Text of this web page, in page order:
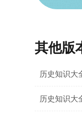
其他版
历史知识大
历史知识大